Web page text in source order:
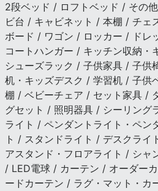
2段ベッド / ロフトベッド / その
ビ台 / キャビネット / 本棚 / チェ
ボード / ワゴン / ロッカー / ドレ
コートハンガー / キッチン収納
シューズラック / 子供家具 / 子供
机・キッズデスク / 学習机 / 子供
棚 / ベビーチェア / セット家具 /
グセット / 照明器具 / シーリング
ライト / ペンダントライト・ペン
ト / スタンドライト / デスクライ
アスタンド・フロアライト / シャ
/ LED電球 / カーテン / オーダー
ードカーテン / ラグ・マット・カ